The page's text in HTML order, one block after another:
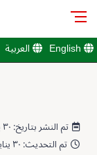
English العربية
تم النشر بتاريخ: ٣٠ يناير ٢٠٢٦ 13:05:31
تم التحديث: ٣٠ يناير ٢٠٢٦ 14:24:56